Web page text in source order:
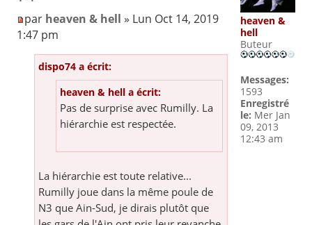
par heaven & hell » Lun Oct 14, 2019
1:47 pm
dispo74 a écrit:
heaven & hell a écrit:
Pas de surprise avec Rumilly. La
hiérarchie est respectée.
La hiérarchie est toute relative...
Rumilly joue dans la même poule de
N3 que Ain-Sud, je dirais plutôt que
heaven &
hell
Buteur
Messages:
1593
Enregistré
le: Mer Jan
09, 2013
12:43 am